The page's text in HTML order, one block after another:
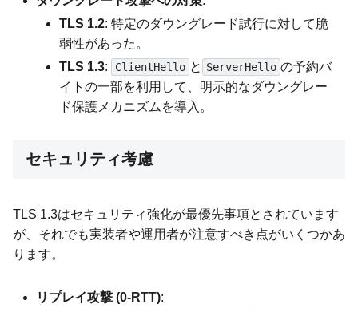
TLS 1.2: 特定のダウングレード試行に対して脆
弱性があった。
TLS 1.3: ClientHello と ServerHello の予約バ
イトの一部を利用して、明示的なダウングレー
ド保護メカニズムを導入。
セキュリティ考慮
TLS 1.3はセキュリティ強化が最優先事項とされています
が、それでも実装者や運用者が注意すべき点がいくつかあ
ります。
リプレイ攻撃 (0-RTT):